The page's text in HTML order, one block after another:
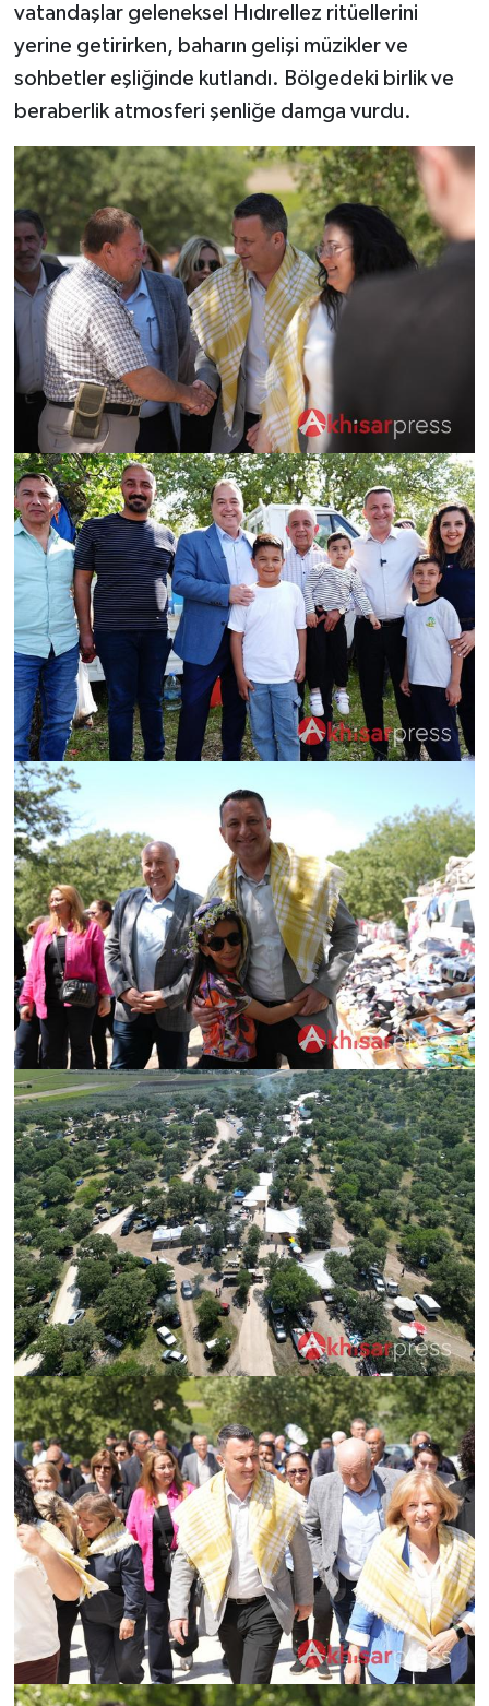
vatandaşlar geleneksel Hıdırellez ritüellerini
yerine getirirken, baharın gelişi müzikler ve
sohbetler eşliğinde kutlandı. Bölgedeki birlik ve
beraberlik atmosferi şenliğe damga vurdu.